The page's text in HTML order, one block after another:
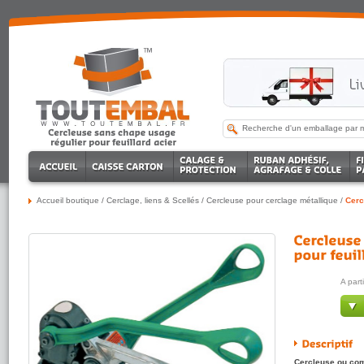
Accueil boutique / Cerclage, liens & Scellés / Cercleuse pour cerclage métallique /
A
Cercleuse ou